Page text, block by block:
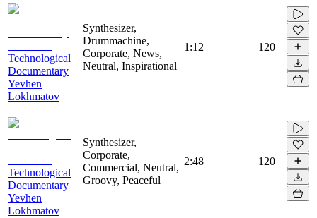
Technological
Documentary
Yevhen
Lokhmatov
Synthesizer,
Drummachine,
Corporate, News,
Neutral, Inspirational
1:12 120
Technological
Documentary
Yevhen
Lokhmatov
Synthesizer,
Corporate,
Commercial, Neutral,
Groovy, Peaceful
2:48 120